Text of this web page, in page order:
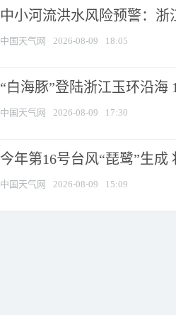
中小河流洪水风险预警：
中国天气网 2026-08-09 18:05
“白海豚”登陆浙江玉环沿海
中国天气网 2026-08-09 17:30
今年第16号台风“琵鹭”生
中国天气网 2026-08-09 15:09